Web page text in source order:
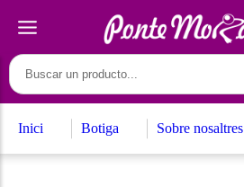
Inici Botiga Sobre nosaltres